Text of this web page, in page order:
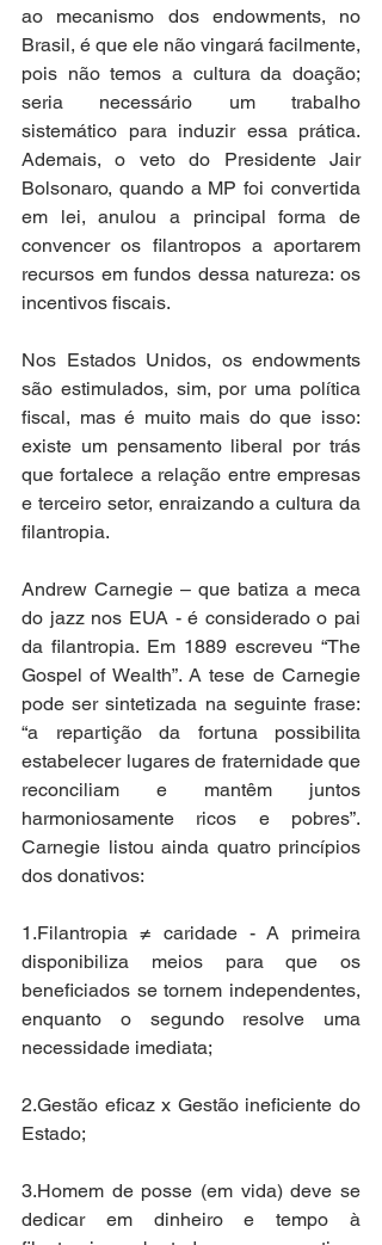
ao mecanismo dos endowments, no
Brasil, é que ele não vingará facilmente,
pois não temos a cultura da doação;
seria necessário um trabalho
sistemático para induzir essa prática.
Ademais, o veto do Presidente Jair
Bolsonaro, quando a MP foi convertida
em lei, anulou a principal forma de
convencer os filantropos a aportarem
recursos em fundos dessa natureza: os
incentivos fiscais.
Nos Estados Unidos, os endowments
são estimulados, sim, por uma política
fiscal, mas é muito mais do que isso:
existe um pensamento liberal por trás
que fortalece a relação entre empresas
e terceiro setor, enraizando a cultura da
filantropia.
Andrew Carnegie – que batiza a meca
do jazz nos EUA - é considerado o pai
da filantropia. Em 1889 escreveu “The
Gospel of Wealth”. A tese de Carnegie
pode ser sintetizada na seguinte frase:
“a repartição da fortuna possibilita
estabelecer lugares de fraternidade que
reconciliam e mantêm juntos
harmoniosamente ricos e pobres”.
Carnegie listou ainda quatro princípios
dos donativos:
1.Filantropia ≠ caridade - A primeira
disponibiliza meios para que os
beneficiados se tornem independentes,
enquanto o segundo resolve uma
necessidade imediata;
2.Gestão eficaz x Gestão ineficiente do
Estado;
3.Homem de posse (em vida) deve se
dedicar em dinheiro e tempo à